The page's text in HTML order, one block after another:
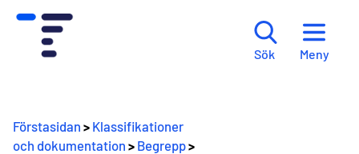
Sök Meny
Förstasidan > Klassifikationer
och dokumentation > Begrepp>